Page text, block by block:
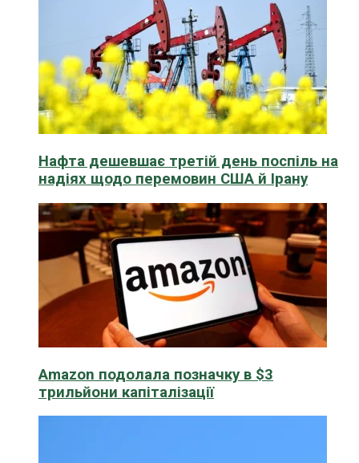
Нафта дешевшає третій день поспіль на
надіях щодо перемовин США й Ірану
Amazon подолала позначку в $3
трильйони капіталізації